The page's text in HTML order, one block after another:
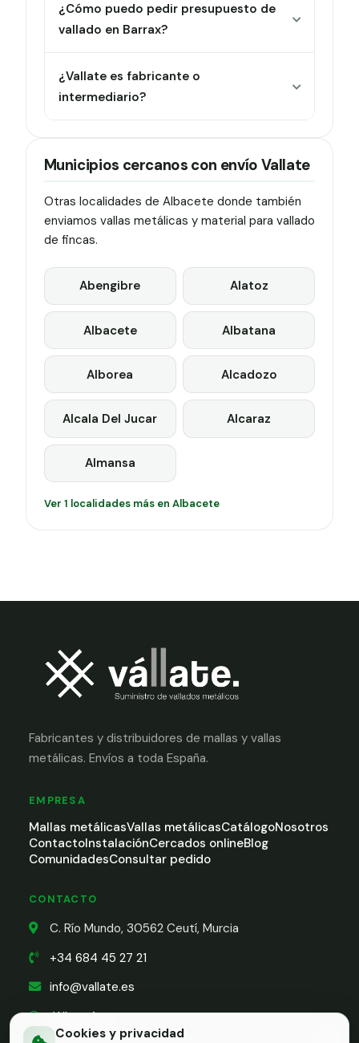
Cookies y privacidad
¿Cómo puedo pedir presupuesto de
vallado en Barrax?
¿Vallate es fabricante o
intermediario?
Municipios cercanos con envío Vallate
Otras localidades de Albacete donde también
enviamos vallas metálicas y material para vallado
de fincas.
Abengibre Alatoz
Albacete Albatana
Alborea Alcadozo
Alcala Del Jucar Alcaraz
Almansa
Ver 1 localidades más en Albacete
Fabricantes y distribuidores de mallas y vallas
metálicas. Envíos a toda España.
EMPRESA
Mallas metálicasVallas metálicasCatálogoNosotros
ContactoInstalaciónCercados onlineBlog
ComunidadesConsultar pedido
CONTACTO
C. Río Mundo, 30562 Ceutí, Murcia
+34 684 45 27 21
info@vallate.es
WhatsApp